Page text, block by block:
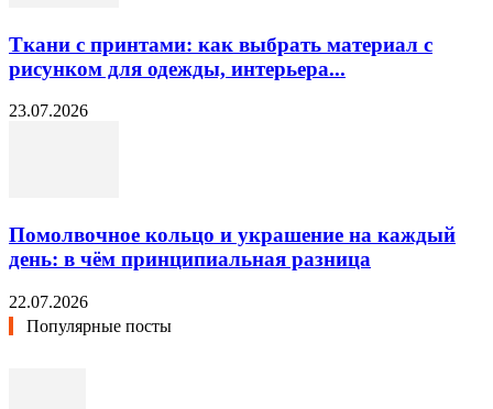
Ткани с принтами: как выбрать материал с
рисунком для одежды, интерьера...
23.07.2026
Помолвочное кольцо и украшение на каждый
день: в чём принципиальная разница
22.07.2026
Популярные посты